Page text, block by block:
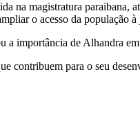
na magistratura paraibana,
o acesso da população à
a importância de Alhandra
contribuem para o seu